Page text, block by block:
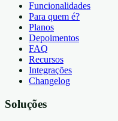
Funcionalidades
Para quem é?
Planos
Depoimentos
FAQ
Recursos
Integrações
Changelog
Soluções